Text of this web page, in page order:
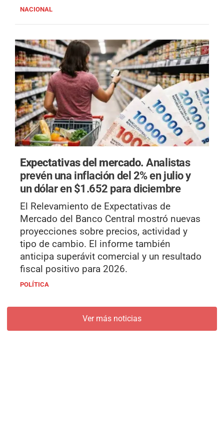
NACIONAL
Expectativas del mercado.Analistas
prevén una inflación del 2% en julio y
un dólar en $1.652 para diciembre
El Relevamiento de Expectativas de
Mercado del Banco Central mostró nuevas
proyecciones sobre precios, actividad y
tipo de cambio. El informe también
anticipa superávit comercial y un resultado
fiscal positivo para 2026.
POLÍTICA
Ver más noticias